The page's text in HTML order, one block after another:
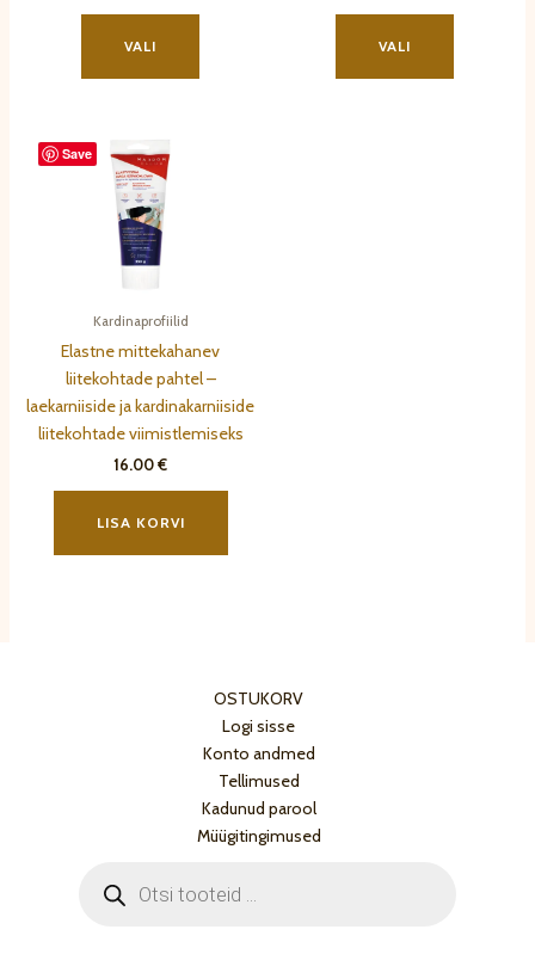
VALI
Sellel
VALI
Sellel
Save
Kardinaprofiilid
Elastne mittekahanev
liitekohtade pahtel –
laekarniiside ja kardinakarniiside
liitekohtade viimistlemiseks
16.00€
LISA KORVI
OSTUKORV
Logi sisse
Konto andmed
Tellimused
Kadunud parool
Müügitingimused
search